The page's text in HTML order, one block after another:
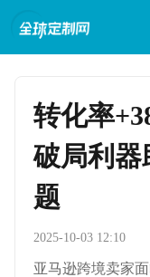
转化率
破局利器
题
2025-10-03 12:10
亚马逊跨境卖家